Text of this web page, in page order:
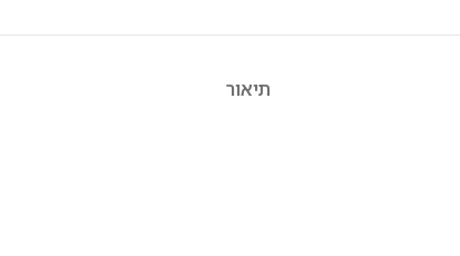
תיאור